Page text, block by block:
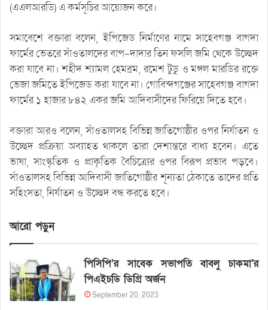
(এএলআরডি) এ কর্মসূচির আয়োজন করে।
সমাবেশে বক্তারা বলেন, ইপিজেড নির্মাণের নামে সাহেবগঞ্জ বাগদা
ফার্মের ভেতরে সাঁওতালদের বাপ-দাদার তিন ফসলি জমি থেকে উচ্ছেদ
করা যাবে না। শহীদ শ্যামল হেমব্রম, রমেশ টুডু ও মঙ্গল মারডির রক্তে
ভেজা জমিতে ইপিজেড করা যাবে না। গোবিন্দগঞ্জের সাহেবগঞ্জ বাগদা
ফার্মের ১ হাজার ৮৪২ একর জমি আদিবাসীদের ফিরিয়ে দিতে হবে।
বক্তারা আরও বলেন, সাঁওতালসহ বিভিন্ন জাতিগোষ্ঠীর ওপর নির্যাতন ও
উচ্ছেদ প্রক্রিয়া অব্যাহত থাকলে তারা দেশান্তরে বাধ্য হবেন। এতে
ভাষা, সাংস্কৃতিক ও প্রাকৃতিক বৈচিত্র্যের ওপর বিরূপ প্রভাব পড়বে।
সাঁওতালসহ বিভিন্ন আদিবাসী জাতিগোষ্ঠীর শূন্যতা ঠেকাতে তাদের প্রতি
সহিংসতা, নির্যাতন ও উচ্ছেদ বন্ধ করতে হবে।
আরো পড়ুন
পিসিপি’র সাবেক সভাপতি বাবলু চাকমা’র
পিএইচডি ডিগ্রি অর্জন
September 20, 2023